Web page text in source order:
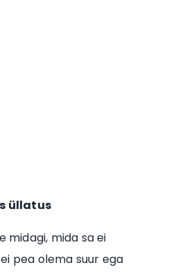
üllatus
midagi, mida sa ei
pea olema suur ega